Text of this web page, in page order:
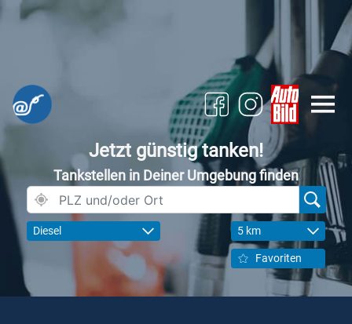
Jetzt günstig tanken!
Tankstellen in Deiner Umgebung finden
Diesel 5 km
Favoriten